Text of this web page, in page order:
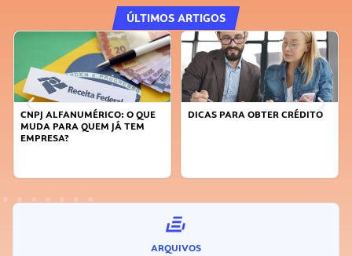
ÚLTIMOS ARTIGOS
CNPJ ALFANUMÉRICO: O QUE
MUDA PARA QUEM JÁ TEM
EMPRESA?
DICAS PARA OBTER CRÉDITO
ARQUIVOS